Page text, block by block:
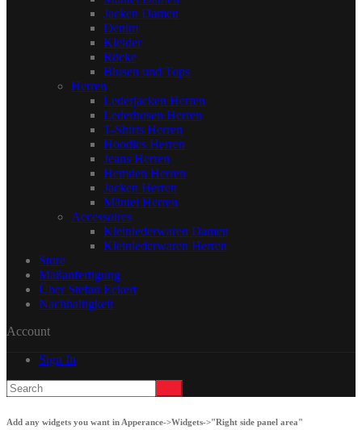
Jacken Damen
Denim
Kleider
Röcke
Blusen und Tops
Herren
Lederjacken Herren
Lederhosen Herren
T-Shirts Herren
Hoodies Herren
Jeans Herren
Hemden Herren
Jacken Herren
Mäntel Herren
Accessoires
Kleinlederwaren Damen
Kleinlederwaren Herren
Store
Maßanfertigung
Über Stefan Eckert
Nachhaltigkeit
Account
Sign In
Add any widgets you want in Apperance->Widgets->"Right side panel area"